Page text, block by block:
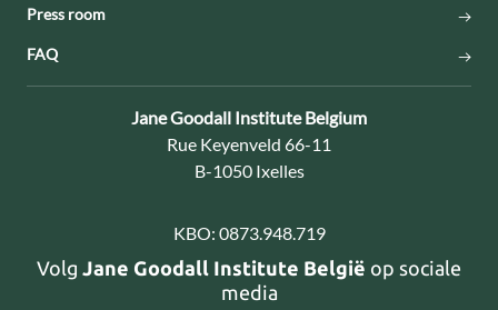
Press room
FAQ
Contact:
Jane Goodall Institute Belgium
Adres:
Rue Keyenveld 66-11
B-1050 Ixelles
KBO: 0873.948.719
Volg Jane Goodall Institute België op sociale
media